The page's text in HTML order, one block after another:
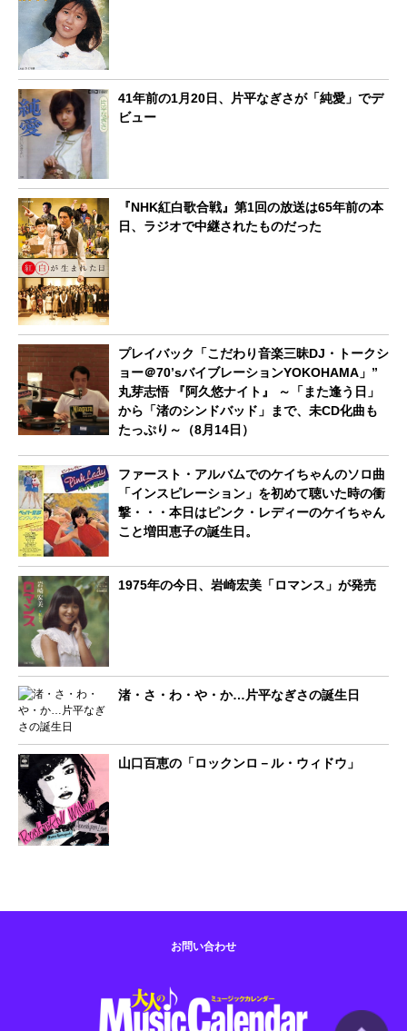
41年前の1月20日、片平なぎさが「純愛」でデ
ビュー
『NHK紅白歌合戦』第1回の放送は65年前の本
日、ラジオで中継されたものだった
プレイバック「こだわり音楽三昧DJ・トークシ
ョー＠70’sバイブレーションYOKOHAMA」”
丸芽志悟 『阿久悠ナイト』 ～「また逢う日」
から「渚のシンドバッド」まで、未CD化曲も
たっぷり～（8月14日）
ファースト・アルバムでのケイちゃんのソロ曲
「インスピレーション」を初めて聴いた時の衝
撃・・・本日はピンク・レディーのケイちゃん
こと増田恵子の誕生日。
1975年の今日、岩崎宏美「ロマンス」が発売
渚・さ・わ・や・か…片平なぎさの誕生日
山口百恵の「ロックンロ－ル・ウィドウ」
お問い合わせ